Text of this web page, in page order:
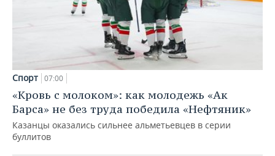
Спорт 07:00
«Кровь с молоком»: как молодежь «Ак
Барса» не без труда победила «Нефтяник»
Казанцы оказались сильнее альметьевцев в серии
буллитов